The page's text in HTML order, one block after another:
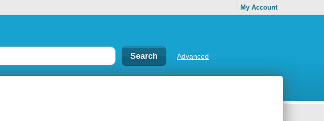
My Account
Advanced